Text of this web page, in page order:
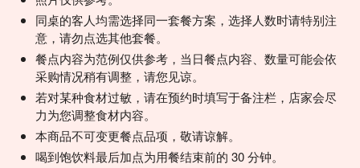
同桌的客人均需选择同一套餐方案，选择人数时请特别注
意，请勿点选其他套餐。
餐点内容为范例仅供参考，当日餐点内容、数量可能会依
采购情况稍有调整，请您见谅。
若对某种食材过敏，请在预约时填写于备注栏，店家会尽
力为您调整食材内容。
本商品不可变更餐点品项，敬请谅解。
喝到饱饮料最后加点为用餐结束前的 30 分钟。